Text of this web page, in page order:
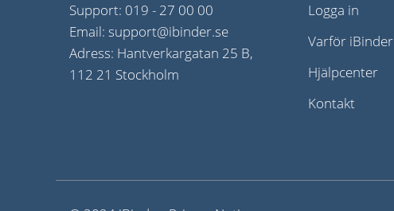
Support: 019 - 27 00 00
Email: support@ibinder.se
Adress: Hantverkargatan 25 B,
112 21 Stockholm
Logga in
Varför iBinder
Hjälpcenter
Kontakt